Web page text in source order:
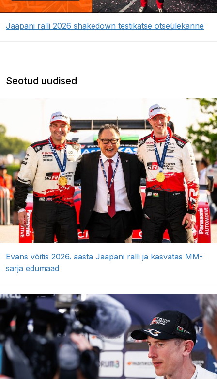
Jaapani ralli 2026 shakedown testikatse otseülekanne
Seotud uudised
Evans võitis 2026. aasta Jaapani ralli ja kasvatas MM-
sarja edumaad